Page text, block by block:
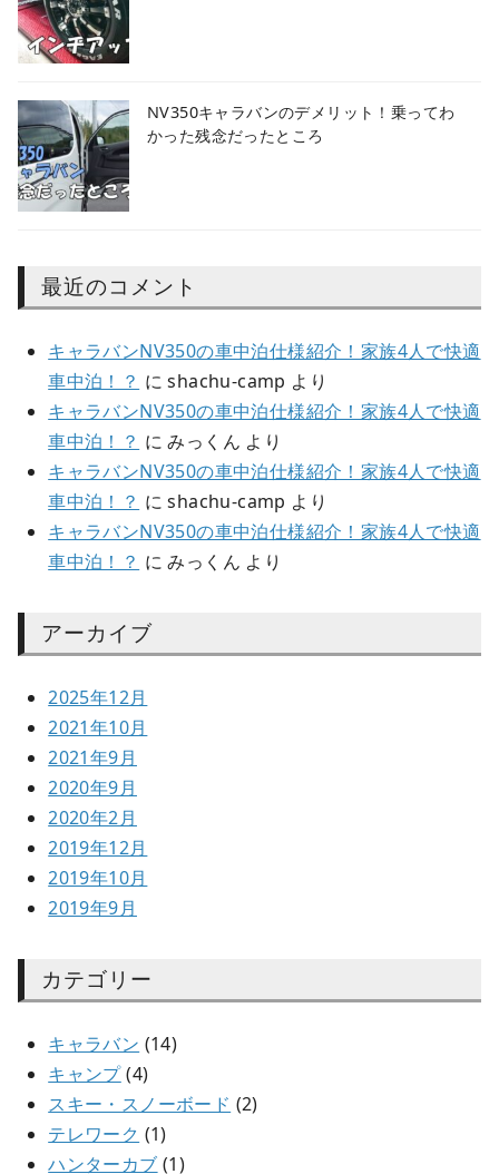
NV350キャラバンのデメリット！乗ってわ
かった残念だったところ
最近のコメント
キャラバンNV350の車中泊仕様紹介！家族4人で快適
車中泊！？ にshachu-camp より
キャラバンNV350の車中泊仕様紹介！家族4人で快適
車中泊！？ にみっくん より
キャラバンNV350の車中泊仕様紹介！家族4人で快適
車中泊！？ にshachu-camp より
キャラバンNV350の車中泊仕様紹介！家族4人で快適
車中泊！？ にみっくん より
アーカイブ
2025年12月
2021年10月
2021年9月
2020年9月
2020年2月
2019年12月
2019年10月
2019年9月
カテゴリー
キャラバン (14)
キャンプ(4)
スキー・スノーボード (2)
テレワーク (1)
ハンターカブ (1)